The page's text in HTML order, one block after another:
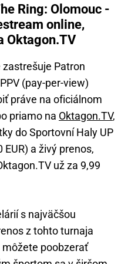
Ring: Olomouc -
online,
Oktagon.TV
Patron
(pay-per-view)
práve na oficiálnom
priamo na Oktagon.TV,
do Sportovní Haly UP
a živý prenos,
už za 9,99
s najväčšou
z tohto turnaja
môžete poobzerať